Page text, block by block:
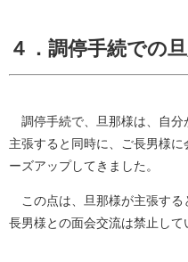
４．調停手続での
調停手続で、旦那様は、自分
主張すると同時に、ご長男様
ーズアップしてきました。
この点は、旦那様が主張する
長男様との面会交流は禁止して